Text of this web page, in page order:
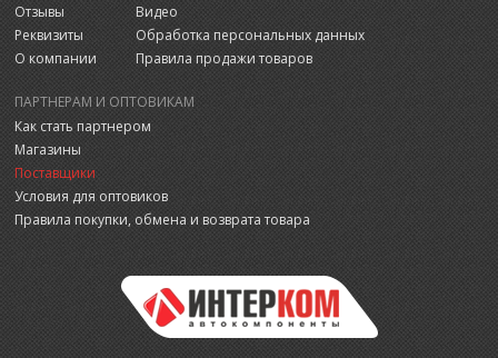
Отзывы
Реквизиты
О компании
Видео
Обработка персональных данных
Правила продажи товаров
ПАРТНЕРАМ И ОПТОВИКАМ
Как стать партнером
Магазины
Поставщики
Условия для оптовиков
Правила покупки, обмена и возврата товара